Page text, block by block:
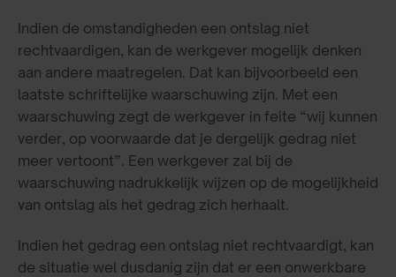
Indien de omstandigheden een ontslag niet
rechtvaardigen, kan de werkgever mogelijk denken
aan andere maatregelen. Dat kan bijvoorbeeld een
laatste schriftelijke waarschuwing zijn. Met een
waarschuwing zegt de werkgever in feite “wij kunnen
verder, op voorwaarde dat je dergelijk gedrag niet
meer vertoont”. Een werkgever zal bij de
waarschuwing nadrukkelijk wijzen op de mogelijkheid
van ontslag als het gedrag zich herhaalt.
Indien het gedrag een ontslag niet rechtvaardigt, kan
de situatie wel dusdanig zijn dat er een onwerkbare